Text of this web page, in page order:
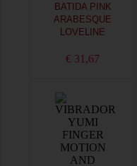
BATIDA PINK
ARABESQUE
LOVELINE
€ 31,67